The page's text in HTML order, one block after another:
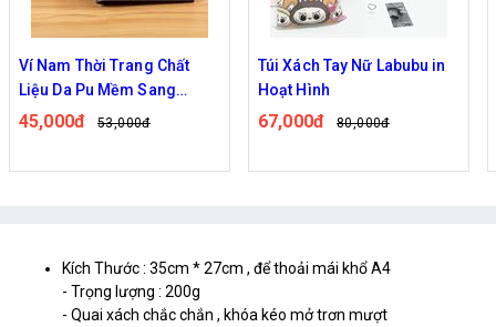
Ví Nam Thời Trang Chất
Liệu Da Pu Mềm Sang
Trọng Leepiju
45,000đ 53,000đ
Túi Xách Tay Nữ Labubu in
Hoạt Hình
67,000đ 80,000đ
Kích Thước : 35cm * 27cm , để thoải mái khổ A4
- Trọng lượng : 200g
- Quai xách chắc chắn , khóa kéo mở trơn mượt